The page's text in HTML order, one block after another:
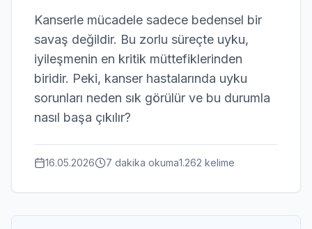
Kanserle mücadele sadece bedensel bir
savaş değildir. Bu zorlu süreçte uyku,
iyileşmenin en kritik müttefiklerinden
biridir. Peki, kanser hastalarında uyku
sorunları neden sık görülür ve bu durumla
nasıl başa çıkılır?
16.05.2026 7 dakika okuma1.262 kelime